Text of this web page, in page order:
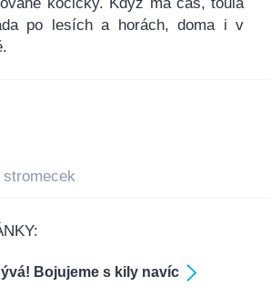
po lesích a horách, doma i v
stromecek
Bojujeme s kily navíc